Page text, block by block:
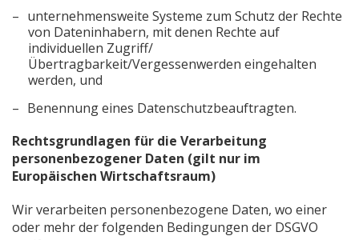
unternehmensweite Systeme zum Schutz der Rechte
von Dateninhabern, mit denen Rechte auf
individuellen Zugriff/
Übertragbarkeit/Vergessenwerden eingehalten
werden, und
Benennung eines Datenschutzbeauftragten.
Rechtsgrundlagen für die Verarbeitung
personenbezogener Daten (gilt nur im
Europäischen Wirtschaftsraum)
Wir verarbeiten personenbezogene Daten, wo einer
oder mehr der folgenden Bedingungen der DSGVO